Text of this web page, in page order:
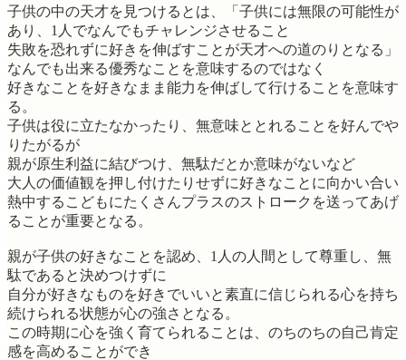
子供の中の天才を見つけるとは、「子供には無限の可能性が
あり、1人でなんでもチャレンジさせること
失敗を恐れずに好きを伸ばすことが天才への道のりとなる」
なんでも出来る優秀なことを意味するのではなく
好きなことを好きなまま能力を伸ばして行けることを意味す
る。
子供は役に立たなかったり、無意味ととれることを好んでや
りたがるが
親が原生利益に結びつけ、無駄だとか意味がないなど
大人の価値観を押し付けたりせずに好きなことに向かい合い
熱中するこどもにたくさんプラスのストロークを送ってあげ
ることが重要となる。
親が子供の好きなことを認め、1人の人間として尊重し、無
駄であると決めつけずに
自分が好きなものを好きでいいと素直に信じられる心を持ち
続けられる状態が心の強さとなる。
この時期に心を強く育てられることは、のちのちの自己肯定
感を高めることができ